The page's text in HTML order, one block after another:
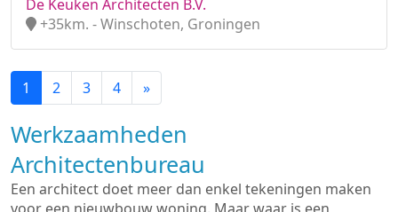
De Keuken Architecten B.V.
+35km. - Winschoten, Groningen
1 2 3 4 »
Werkzaamheden
Architectenbureau
Een architect doet meer dan enkel tekeningen maken